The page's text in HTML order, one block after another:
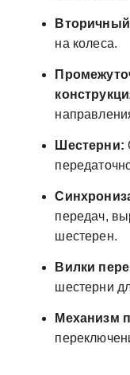
на колеса.
Шестерни:
передач,
шестерен.
Вилки
шестерни
Механизм